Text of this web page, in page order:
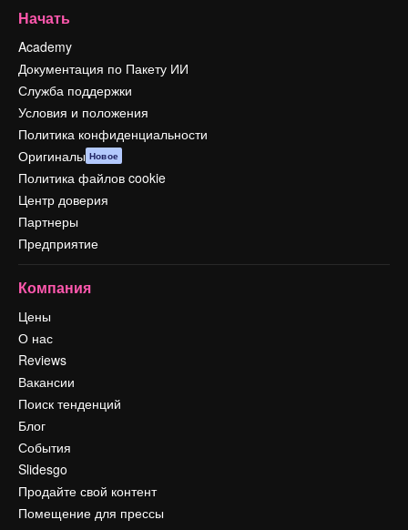
Начать
Academy
Документация по Пакету ИИ
Служба поддержки
Условия и положения
Политика конфиденциальности
Оригиналы Новое
Политика файлов cookie
Центр доверия
Партнеры
Предприятие
Компания
Цены
О нас
Reviews
Вакансии
Поиск тенденций
Блог
События
Slidesgo
Продайте свой контент
Помещение для прессы